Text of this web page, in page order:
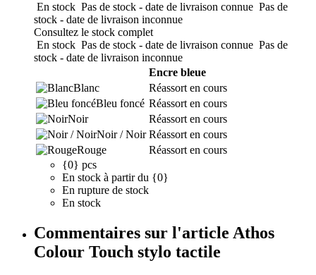
En stock Pas de stock - date de livraison connue Pas de
stock - date de livraison inconnue
Consultez le stock complet
En stock Pas de stock - date de livraison connue Pas de
stock - date de livraison inconnue
Encre bleue
Blanc
Réassort en cours
Bleu foncé Réassort en cours
Noir
Réassort en cours
Noir / Noir Réassort en cours
Rouge
Réassort en cours
{0} pcs
En stock à partir du {0}
En rupture de stock
En stock
Commentaires sur l'article Athos
Colour Touch stylo tactile